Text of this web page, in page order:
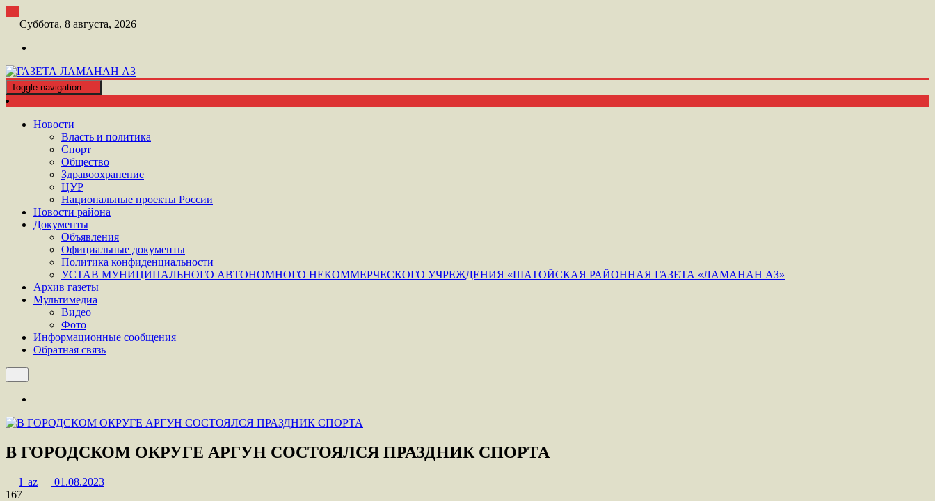
Суббота, 8 августа, 2026
ГАЗЕТА ЛАМАНАН АЗ
ШАТОЙСКАЯ ГАЗЕТА ЛАМАНАН АЗ
Toggle navigation
Новости
Власть и политика
Спорт
Общество
Здравоохранение
ЦУР
Национальные проекты России
Новости района
Документы
Объявления
Официальные документы
Политика конфиденциальности
УСТАВ МУНИЦИПАЛЬНОГО АВТОНОМНОГО НЕКОММЕРЧЕСКОГО УЧРЕЖДЕНИЯ «ШАТОЙСКАЯ РАЙОННАЯ ГАЗЕТА «ЛАМАНАН АЗ»
Архив газеты
Мультимедиа
Видео
Фото
Информационные сообщения
Обратная связь
В ГОРОДСКОМ ОКРУГЕ АРГУН СОСТОЯЛСЯ ПРАЗДНИК СПОРТА
l_az
01.08.2023
167